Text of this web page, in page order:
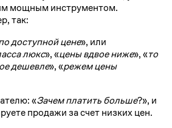
мощным инструментом.
так:
доступной цене», или
люкс», «цены вдвое ниже», «то
дешевле», «режем цены
«Зачем платить больше?», и
продажи за счет низких цен.